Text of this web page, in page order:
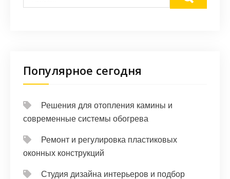
Популярное сегодня
Решения для отопления камины и
современные системы обогрева
Ремонт и регулировка пластиковых
оконных конструкций
Студия дизайна интерьеров и подбор